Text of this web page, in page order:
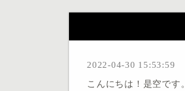
2022-04-30 15:53:59
こんにちは！是空です